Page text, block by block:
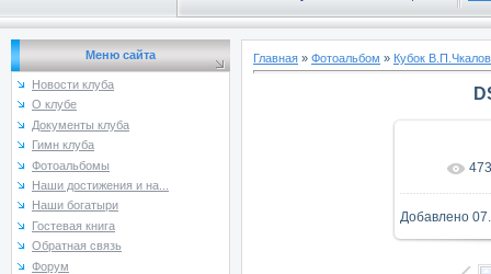
Меню сайта
Новости клуба
О клубе
Документы клуба
Гимн клуба
Фотоальбомы
Наши достижения и на...
Наши богатыри
Гостевая книга
Обратная связь
Форум
Главная » Фотоальбом » Кубок
В 473
Добавлено